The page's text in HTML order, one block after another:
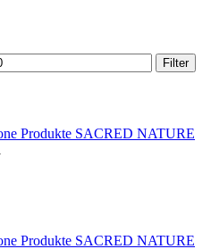
Filter
SACRED NATURE
SACRED NATURE